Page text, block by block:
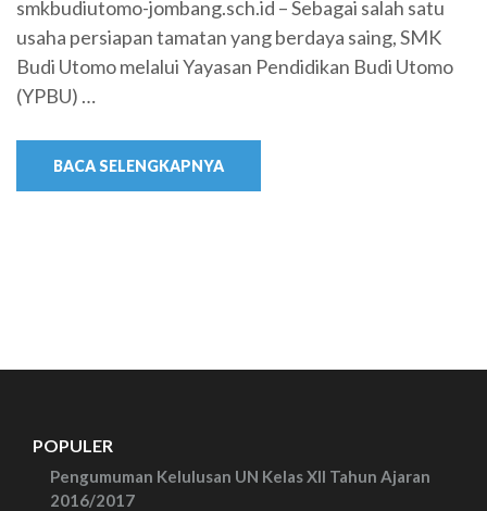
smkbudiutomo-jombang.sch.id – Sebagai salah satu
usaha persiapan tamatan yang berdaya saing, SMK
Budi Utomo melalui Yayasan Pendidikan Budi Utomo
(YPBU) …
BACA SELENGKAPNYA
POPULER
Pengumuman Kelulusan UN Kelas XII Tahun Ajaran
2016/2017